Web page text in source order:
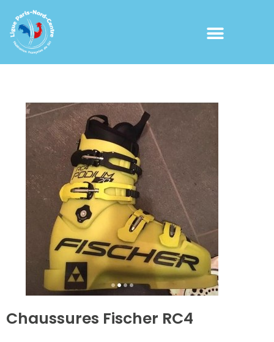
Chaussures Fischer RC4